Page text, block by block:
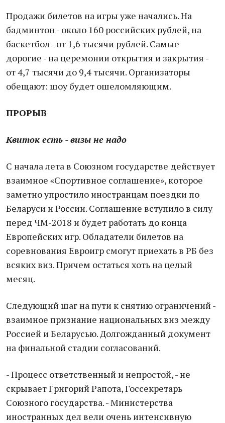
Продажи билетов на игры уже начались. На
бадминтон - около 160 российских рублей, на
баскетбол - от 1,6 тысячи рублей. Самые
дорогие - на церемонии открытия и закрытия -
от 4,7 тысячи до 9,4 тысячи. Организаторы
обещают: шоу будет ошеломляющим.
ПРОРЫВ
Квиток есть - визы не надо
С начала лета в Союзном государстве действует
взаимное «Спортивное соглашение», которое
заметно упростило иностранцам поездки по
Беларуси и России. Соглашение вступило в силу
перед ЧМ-2018 и будет работать до конца
Европейских игр. Обладатели билетов на
соревнования Евроигр смогут приехать в РБ без
всяких виз. Причем остаться хоть на целый
месяц.
Следующий шаг на пути к снятию ограничений -
взаимное признание национальных виз между
Россией и Беларусью. Долгожданный документ
на финальной стадии согласований.
- Процесс ответственный и непростой, - не
скрывает Григорий Рапота, Госсекретарь
Союзного государства. - Министерства
иностранных дел вели очень интенсивную